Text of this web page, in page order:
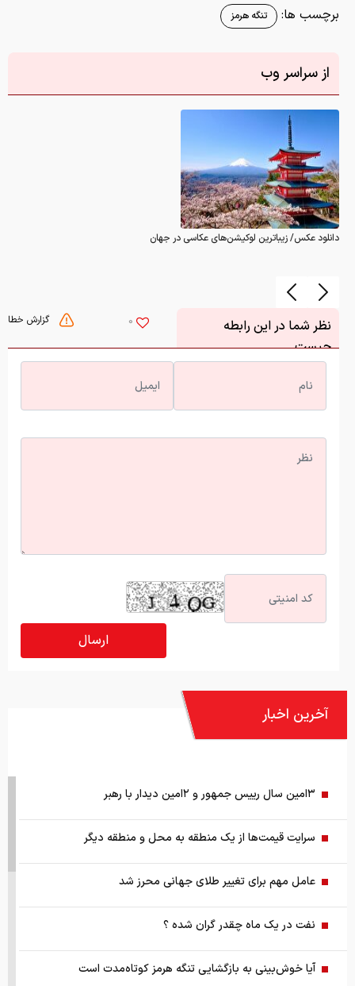
برچسب ها: تنگه هرمز
از سراسر وب
دانلود عکس/ زیباترین لوکیشن‌های عکاسی در جهان
گزارش خطا 0
نظر شما در این رابطه
چیست
آخرین اخبار
۳امین سال رییس جمهور و ۲امین دیدار با رهبر
سرایت قیمت‌ها از یک منطقه به محل و منطقه دیگر
عامل مهم برای تغییر طلای جهانی محرز شد
نفت در یک ماه چقدر گران شده ؟
آیا خوش‌بینی به بازگشایی تنگه هرمز کوتاه‌مدت است